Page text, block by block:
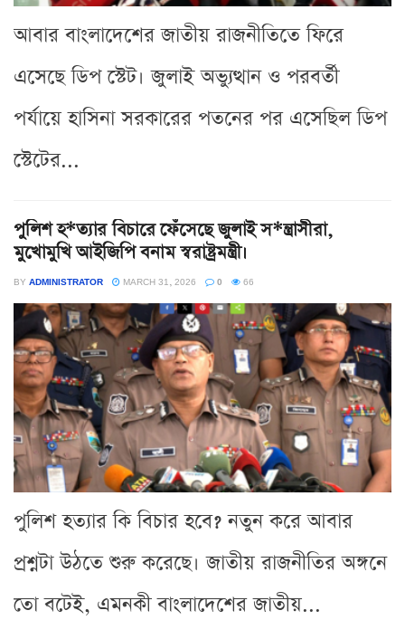
আবার বাংলাদেশের জাতীয় রাজনীতিতে ফিরে
এসেছে ডিপ স্টেট। জুলাই অভ্যুত্থান ও পরবর্তী
পর্যায়ে হাসিনা সরকারের পতনের পর এসেছিল ডিপ
স্টেটের...
পুলিশ হ*ত্যার বিচারে ফেঁসেছে জুলাই স*ন্ত্রাসীরা,
মুখোমুখি আইজিপি বনাম স্বরাষ্ট্রমন্ত্রী।
BY ADMINISTRATOR MARCH 31, 2026 0 66
পুলিশ হত্যার কি বিচার হবে? নতুন করে আবার
প্রশ্নটা উঠতে শুরু করেছে। জাতীয় রাজনীতির অঙ্গনে
তো বটেই, এমনকী বাংলাদেশের জাতীয়...